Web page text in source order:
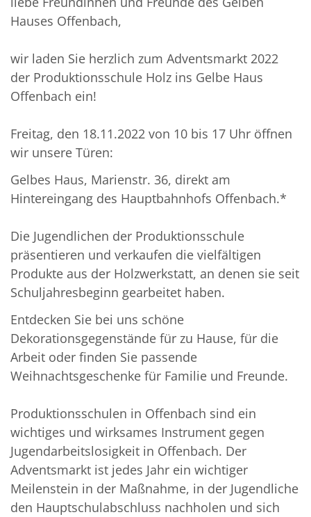
Hauses Offenbach,
wir laden Sie herzlich zum Adventsmarkt 2022
der Produktionsschule Holz ins Gelbe Haus
Offenbach ein!
Freitag, den 18.11.2022 von 10 bis 17 Uhr öffnen
wir unsere Türen:
Gelbes Haus, Marienstr. 36, direkt am
Hintereingang des Hauptbahnhofs Offenbach.*
Die Jugendlichen der Produktionsschule
präsentieren und verkaufen die vielfältigen
Produkte aus der Holzwerkstatt, an denen sie seit
Schuljahresbeginn gearbeitet haben.
Entdecken Sie bei uns schöne
Dekorationsgegenstände für zu Hause, für die
Arbeit oder finden Sie passende
Weihnachtsgeschenke für Familie und Freunde.
Produktionsschulen in Offenbach sind ein
wichtiges und wirksames Instrument gegen
Jugendarbeitslosigkeit in Offenbach. Der
Adventsmarkt ist jedes Jahr ein wichtiger
Meilenstein in der Maßnahme, in der Jugendliche
den Hauptschulabschluss nachholen und sich